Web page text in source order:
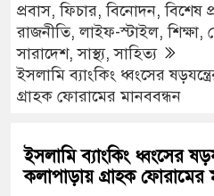
প্রবাস,ফিচার,বিনোদন,বিশেষ
রাজনীতি,লাইফ-স্টাইল,শিক্ষা,
সারাদেশ,সাস্থ্য,সাহিত্য
ইসলামি ব্যাংকিং ধ্বংসের
গ্রাহক ফোরামের মানববন্ধন
ইসলামি ব্যাংকিং ধ্বংসের
কলাপাড়ায় গ্রাহক ফোরামের